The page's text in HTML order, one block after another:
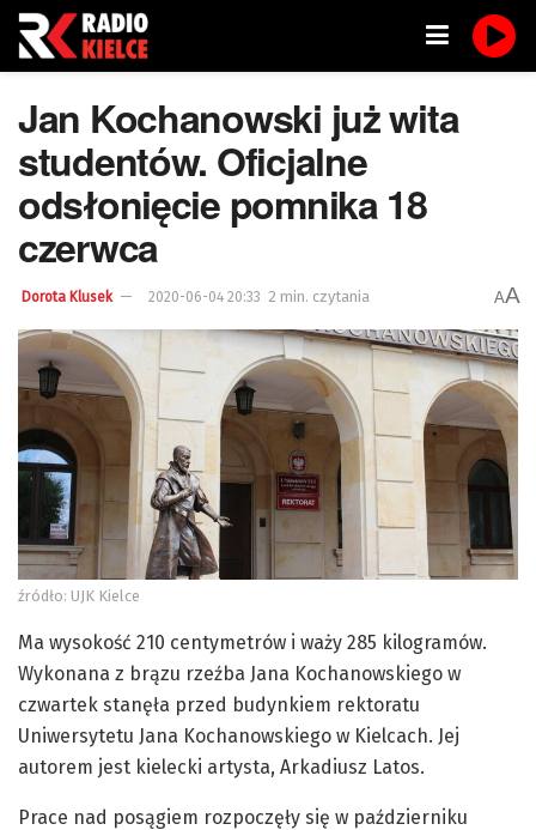
Jan Kochanowski już wita
studentów. Oficjalne
odsłonięcie pomnika 18
czerwca
Dorota Klusek 2020-06-04 20:33 2 min. czytania AA
źródło: UJK Kielce
Ma wysokość 210 centymetrów i waży 285 kilogramów.
Wykonana z brązu rzeźba Jana Kochanowskiego w
czwartek stanęła przed budynkiem rektoratu
Uniwersytetu Jana Kochanowskiego w Kielcach. Jej
autorem jest kielecki artysta, Arkadiusz Latos.
Prace nad posągiem rozpoczęły się w październiku